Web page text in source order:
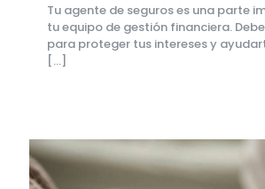
Tu agente de seguros es una parte
tu equipo de gestión financiera.
para proteger tus intereses y
[…]